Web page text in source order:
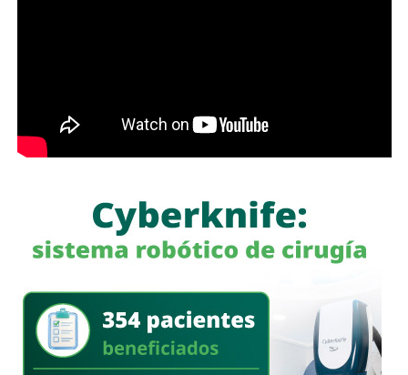
litros de petrolífero, una máquina asfaltadora,
generador eléctrico de diésel, una máquina
alrededor de 40 cinchos de seguridad para escotillas de
pipas, utilizados comúnmente en el transporte de
combustibles.
En un segundo cateo, realizado en la comunidad de
Laguna de San Vicente, también en territorio potosino, la
FGR aseguró otro inmueble donde presuntamente operaba
un centro de procesamiento ilegal de hidrocarburos.